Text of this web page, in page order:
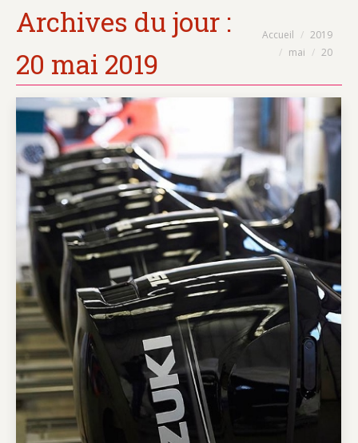
Archives du jour :
20 mai 2019
Vous êtes ici :
Accueil
2019
mai
20